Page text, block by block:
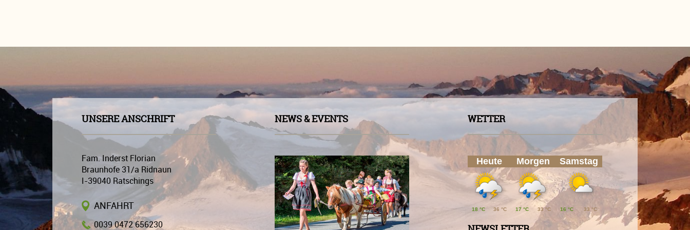
UNSERE ANSCHRIFT
Fam. Inderst Florian
Braunhofe 31/a Ridnaun
I-39040 Ratschings
ANFAHRT
0039 0472 656230
NEWS & EVENTS WETTER
Heute Morgen Samstag
18 °C 36 °C 17 °C 33 °C 16 °C 33 °C